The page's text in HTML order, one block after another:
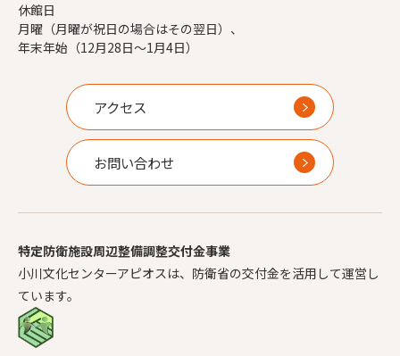
休館日
月曜（月曜が祝日の場合はその翌日）、
年末年始（12月28日～1月4日）
アクセス
お問い合わせ
特定防衛施設周辺整備調整交付金事業
小川文化センターアピオスは、防衛省の交付金を活用して運営し
ています。